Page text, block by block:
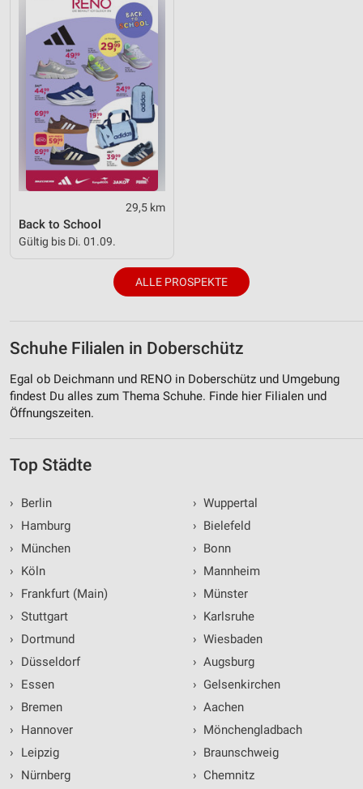
29,5 km
Back to School
Gültig bis Di. 01.09.
ALLE PROSPEKTE
Schuhe Filialen in Doberschütz
Egal ob Deichmann und RENO in Doberschütz und Umgebung
findest Du alles zum Thema Schuhe. Finde hier Filialen und
Öffnungszeiten.
Top Städte
›
Berlin
›
Hamburg
›
München
›
Köln
›
Frankfurt (Main)
› Stuttgart
›
Dortmund
›
Düsseldorf
›
Essen
›
Bremen
›
Hannover
›
Leipzig
›
Nürnberg
› Wuppertal
› Bielefeld
› Bonn
› Mannheim
› Münster
› Karlsruhe
› Wiesbaden
› Augsburg
› Gelsenkirchen
› Aachen
› Mönchengladbach
› Braunschweig
› Chemnitz